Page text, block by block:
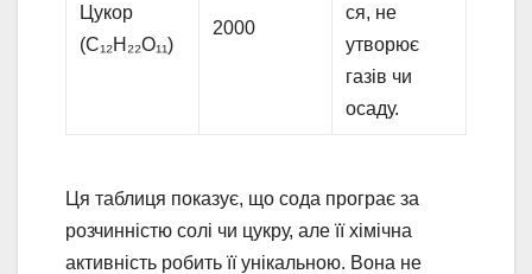
Цукор
(C₁₂H₂₂O₁₁)
2000
ся, не
утворює
газів чи
осаду.
Ця таблиця показує, що сода програє за
розчинністю солі чи цукру, але її хімічна
активність робить її унікальною. Вона не